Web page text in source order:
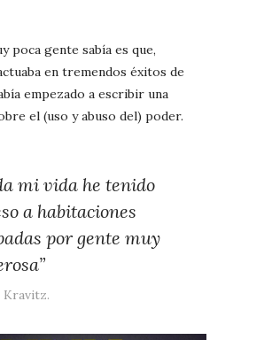
poca gente sabía es que,
en tremendos éxitos de
empezado a escribir una
el (uso y abuso del) poder.
mi vida he tenido
a habitaciones
por gente muy
Kravitz.